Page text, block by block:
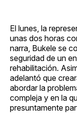
El lunes, la
unas dos horas
narra, Bukele se
seguridad de un
rehabilitación.
adelantó que
abordar la
compleja y en la
presuntamente